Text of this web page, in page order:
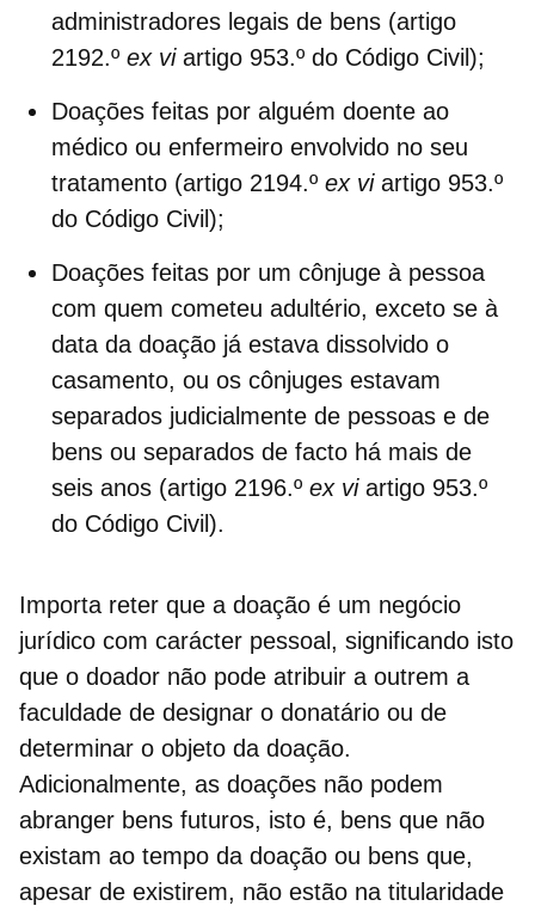
administradores legais de bens (artigo
2192.º ex viartigo 953.º do Código Civil);
Doações feitas por alguém doente ao
médico ou enfermeiro envolvido no seu
tratamento (artigo 2194.º ex vi artigo 953.º
do Código Civil);
Doações feitas por um cônjuge à pessoa
com quem cometeu adultério, exceto se à
data da doação já estava dissolvido o
casamento, ou os cônjuges estavam
separados judicialmente de pessoas e de
bens ou separados de facto há mais de
seis anos (artigo 2196.º ex viartigo 953.º
do Código Civil).
Importa reter que a doação é um negócio
jurídico com carácter pessoal , significando isto
que o doador não pode atribuir a outrem a
faculdade de designar o donatário ou de
determinar o objeto da doação.
Adicionalmente, as doações não podem
abranger bens futuros, isto é, bens que não
existam ao tempo da doação ou bens que,
apesar de existirem, não estão na titularidade